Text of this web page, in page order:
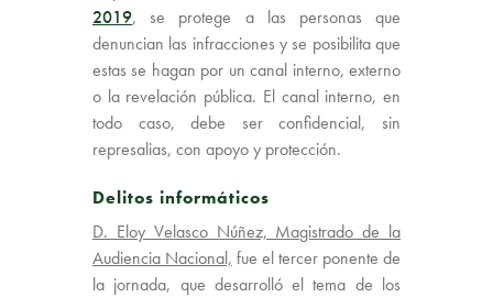
2019, se protege a las personas que
denuncian las infracciones y se posibilita que
estas se hagan por un canal interno, externo
o la revelación pública. El canal interno, en
todo caso, debe ser confidencial, sin
represalias, con apoyo y protección.
Delitos informáticos
D. Eloy Velasco Núñez, Magistrado de la
Audiencia Nacional, fue el tercer ponente de
la jornada, que desarrolló el tema de los